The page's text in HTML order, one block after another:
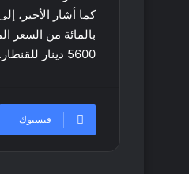
5600 دينار للقنطار.
فيسبوك